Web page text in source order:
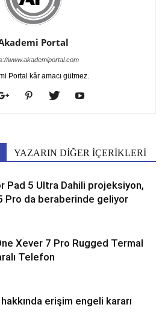
Portal
www.akademiportal.com
Portal kâr amacı gütmez.
YAZARIN DİĞER İÇERİKLERİ
Pad 5 Ultra Dahili projeksiyon,
Pro da beraberinde geliyor
Xever 7 Pro Rugged Termal
Telefon
erişim engeli kararı